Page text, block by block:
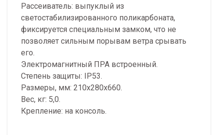
Рассеиватель: выпуклый из
светостабилизированного поликарбоната,
фиксируется специальным замком, что не
позволяет сильным порывам ветра срывать
его.
Электромагнитный ПРА встроенный.
Степень защиты: IP53.
Размеры, мм: 210х280х660.
Вес, кг: 5,0.
Крепление: на консоль.